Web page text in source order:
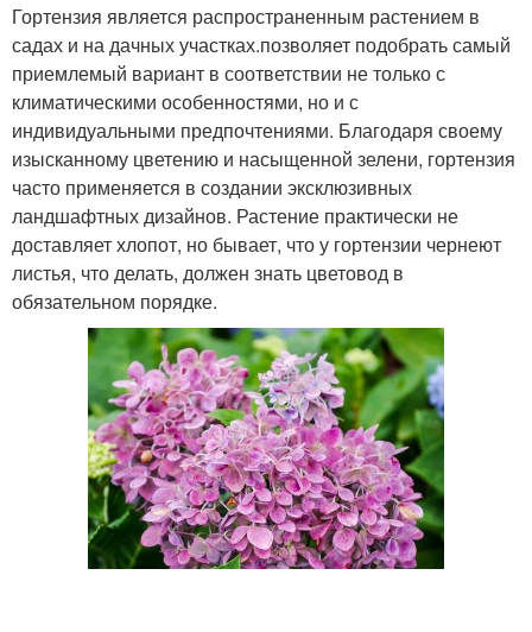
Гортензия является распространенным растением в
садах и на дачных участках.позволяет подобрать самый
приемлемый вариант в соответствии не только с
климатическими особенностями, но и с
индивидуальными предпочтениями. Благодаря своему
изысканному цветению и насыщенной зелени, гортензия
часто применяется в создании эксклюзивных
ландшафтных дизайнов. Растение практически не
доставляет хлопот, но бывает, что у гортензии чернеют
листья, что делать, должен знать цветовод в
обязательном порядке.